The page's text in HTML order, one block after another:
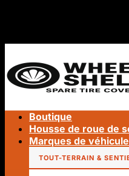
Boutique
Housse de roue de
Marques de
TOUT-TERRAIN &